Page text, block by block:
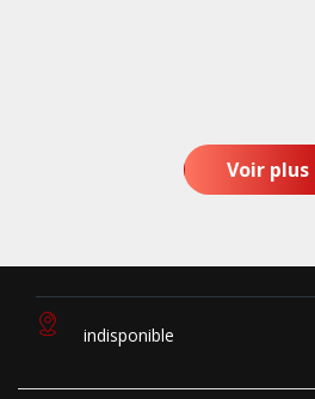
Voir plus
indisponible